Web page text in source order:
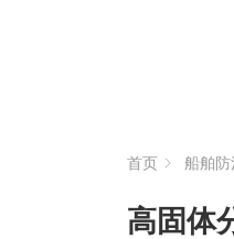
首页 船舶防
高固体